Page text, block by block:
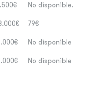
No disponible.
79€
No disponible
No disponible